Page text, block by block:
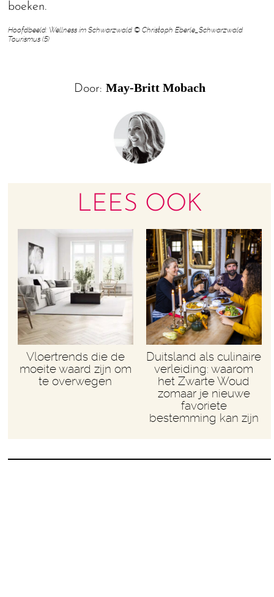
boeken.
Hoofdbeeld: Wellness im Schwarzwald © Christoph Eberle_Schwarzwald
Tourismus (5)
Door: May-Britt Mobach
LEES OOK
Vloertrends die de
moeite waard zijn om
te overwegen
Duitsland als culinaire
verleiding: waarom
het Zwarte Woud
zomaar je nieuwe
favoriete
bestemming kan zijn